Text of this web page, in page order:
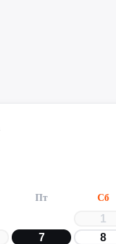
Пт Сб
1
7 8